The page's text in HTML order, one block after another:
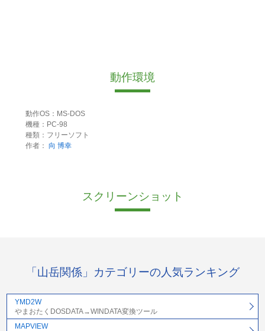
動作環境
動作OS：MS-DOS
機種：PC-98
種類：フリーソフト
作者： 向 博幸
スクリーンショット
「山岳関係」カテゴリーの人気ランキング
YMD2W
やまおたくDOSDATA→WINDATA変換ツール
MAPVIEW